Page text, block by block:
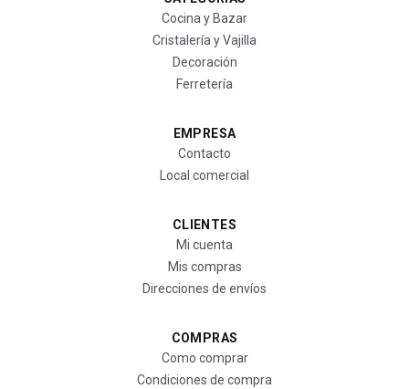
Cocina y Bazar
Cristalería y Vajilla
Decoración
Ferretería
EMPRESA
Contacto
Local comercial
CLIENTES
Mi cuenta
Mis compras
Direcciones de envíos
COMPRAS
Como comprar
Condiciones de compra